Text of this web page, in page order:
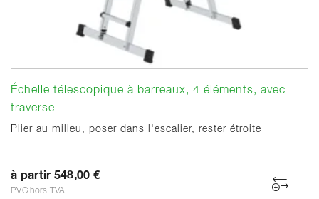
Échelle télescopique à barreaux, 4 éléments, avec
traverse
Plier au milieu, poser dans l'escalier, rester étroite
à partir 548,00 €
PVC hors TVA